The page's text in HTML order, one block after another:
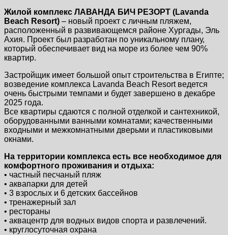
Жилой комплекс ЛАВАНДА БИЧ РЕЗОРТ (Lavanda
Beach Resort) – новый проект с личным пляжем,
расположенный в развивающемся районе Хургады, Эль
Ахия. Проект был разработан по уникальному плану,
который обеспечивает вид на море из более чем 90%
квартир.
Застройщик имеет большой опыт строительства в Египте;
возведение комплекса Lavanda Beach Resort ведется
очень быстрыми темпами и будет завершено в декабре
2025 года.
Все квартиры сдаются с полной отделкой и сантехникой,
оборудованными ванными комнатами; качественными
входными и межкомнатными дверьми и пластиковыми
окнами.
На территории комплекса есть все необходимое для
комфортного проживания и отдыха:
• частный песчаный пляж
• аквапарки для детей
• 3 взрослых и 6 детских бассейнов
• тренажерный зал
• рестораны
• аквацентр для водных видов спорта и развлечений.
• круглосуточная охрана